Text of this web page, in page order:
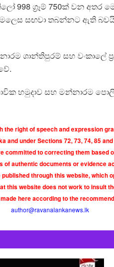
998 ග්‍රෑම් 750ක් වන අතර
සඟවා තබන්නට ඇති බවයි
ශාන්තිපුරම් සහ වංකාලේ
හමුදාව සහ මන්නාරම
the right of speech and expression
and under Sections 72, 73, 74, 85
committed to correcting them based
of authentic documents or evidence
through this website, which
this website does not work to insult
here according to the
author@ravanalankanews.lk